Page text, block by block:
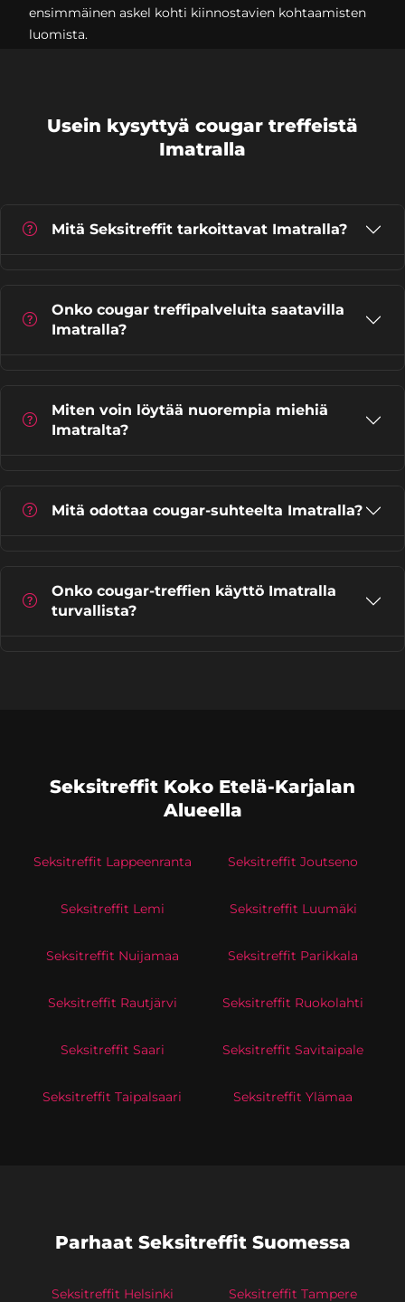
ensimmäinen askel kohti kiinnostavien kohtaamisten
luomista.
Usein kysyttyä cougar treffeistä
Imatralla
Mitä Seksitreffit tarkoittavat Imatralla?
Onko cougar treffipalveluita saatavilla
Imatralla?
Miten voin löytää nuorempia miehiä
Imatralta?
Mitä odottaa cougar-suhteelta Imatralla?
Onko cougar-treffien käyttö Imatralla
turvallista?
Seksitreffit Koko Etelä-Karjalan
Alueella
Seksitreffit Lappeenranta Seksitreffit Joutseno
Seksitreffit Lemi Seksitreffit Luumäki
Seksitreffit Nuijamaa Seksitreffit Parikkala
Seksitreffit Rautjärvi Seksitreffit Ruokolahti
Seksitreffit Saari Seksitreffit Savitaipale
Seksitreffit Taipalsaari Seksitreffit Ylämaa
Parhaat Seksitreffit Suomessa
Seksitreffit Helsinki Seksitreffit Tampere